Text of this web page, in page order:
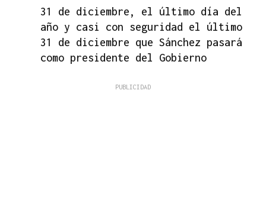
31 de diciembre, el último día del
año y casi con seguridad el último
31 de diciembre que Sánchez pasará
como presidente del Gobierno